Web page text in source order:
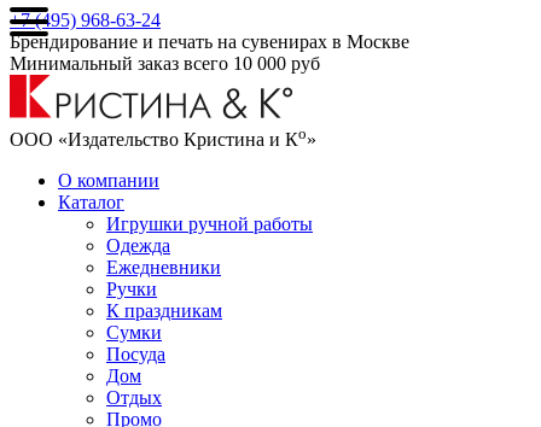
+7 (495) 968-63-24
Брендирование и печать на сувенирах в Москве
Минимальный заказ всего 10 000 руб
ООО «Издательство Кристина и Ко»
О компании
Каталог
Игрушки ручной работы
Одежда
Ежедневники
Ручки
К праздникам
Сумки
Посуда
Дом
Отдых
Промо